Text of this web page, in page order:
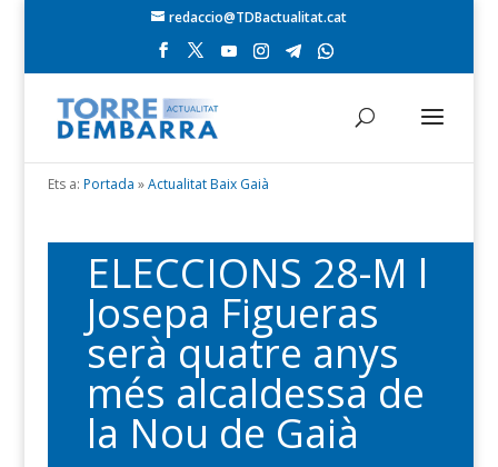
redaccio@TDBactualitat.cat
Ets a: Portada »Actualitat Baix Gaià
ELECCIONS 28-M l
Josepa Figueras
serà quatre anys
més alcaldessa de
la Nou de Gaià